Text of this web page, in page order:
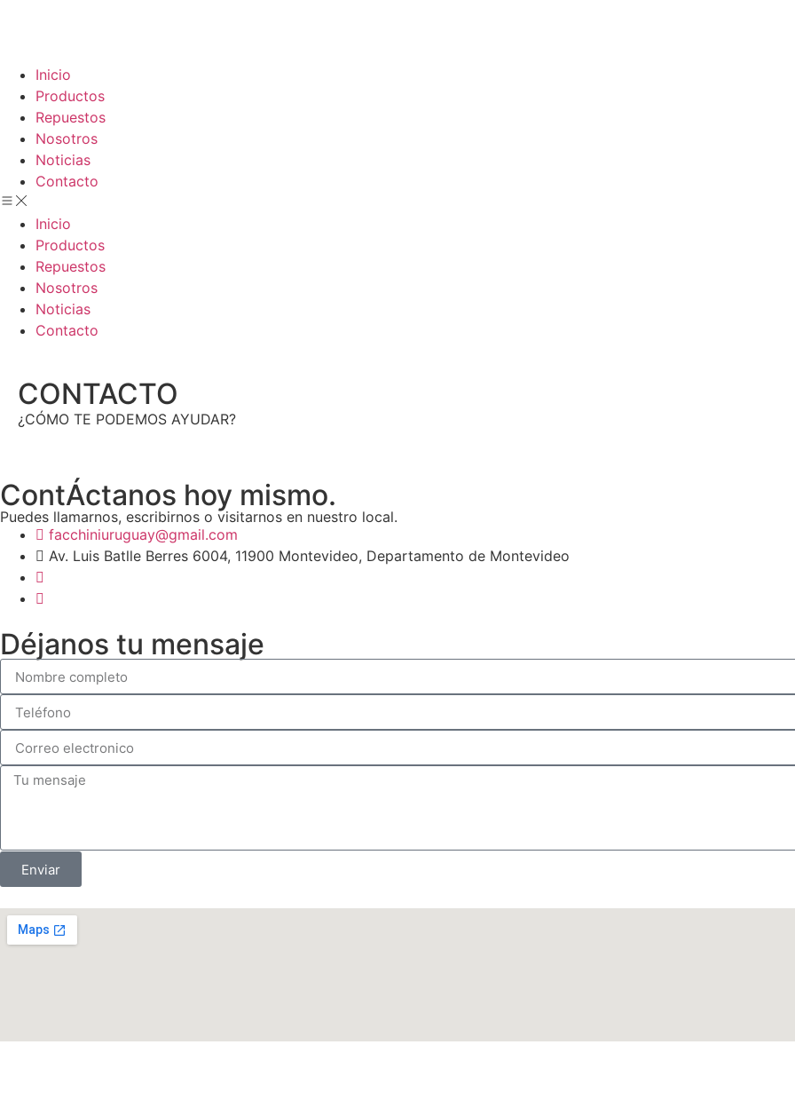
Inicio
Productos
Repuestos
Nosotros
Noticias
Contacto
Inicio
Productos
Repuestos
Nosotros
Noticias
Contacto
CONTACTO
¿CÓMO TE PODEMOS AYUDAR?
ContÁctanos hoy mismo.
Puedes llamarnos, escribirnos o visitarnos en nuestro local.
facchiniuruguay@gmail.com
Av. Luis Batlle Berres 6004, 11900 Montevideo, Departamento de Montevideo
Déjanos tu mensaje
Enviar